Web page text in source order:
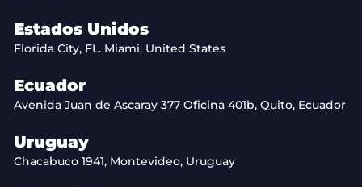
Estados Unidos
Florida City, FL. Miami, United States
Ecuador
Avenida Juan de Ascaray 377 Oficina 401b, Quito, Ecuador
Uruguay
Chacabuco 1941, Montevideo, Uruguay